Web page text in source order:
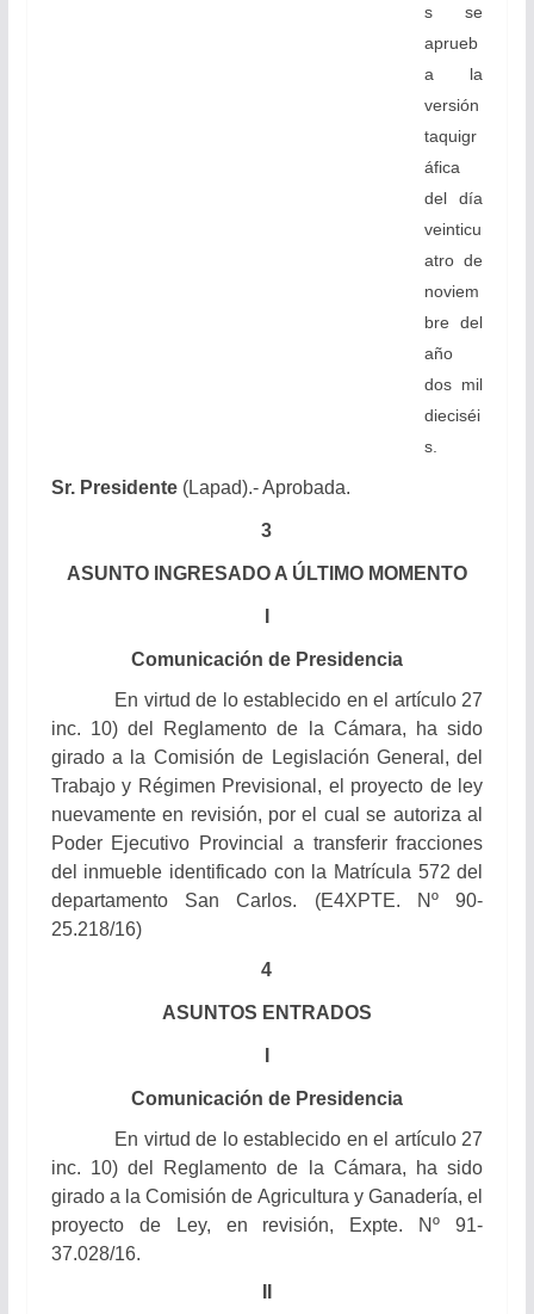
s se
aprueb
a la
versión
taquigr
áfica
del día
veinticu
atro de
noviem
bre del
año
dos mil
dieciséi
s.
Sr. Presidente(Lapad).- Aprobada.
3
ASUNTO INGRESADO A ÚLTIMO MOMENTO
Comunicación de Presidencia
En virtud de lo establecido en el artículo 27
inc. 10) del Reglamento de la Cámara, ha sido
girado a la Comisión de Legislación General, del
Trabajo y Régimen Previsional, el proyecto de ley
nuevamente en revisión, por el cual se autoriza al
Poder Ejecutivo Provincial a transferir fracciones
del inmueble identificado con la Matrícula 572 del
departamento San Carlos. (E4XPTE. Nº 90-
25.218/16)
4
ASUNTOS ENTRADOS
Comunicación de Presidencia
En virtud de lo establecido en el artículo 27
inc. 10) del Reglamento de la Cámara, ha sido
girado a la Comisión de Agricultura y Ganadería, el
proyecto de Ley, en revisión, Expte. Nº 91-
37.028/16.